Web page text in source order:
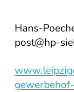
Hans-
post@hp-